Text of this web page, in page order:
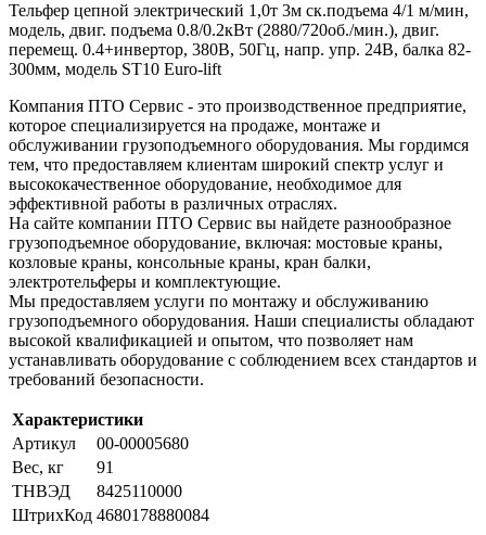
Тельфер цепной электрический 1,0т 3м ск.подъема 4/1 м/мин,
модель, двиг. подъема 0.8/0.2кВт (2880/720об./мин.), двиг.
перемещ. 0.4+инвертор, 380В, 50Гц, напр. упр. 24В, балка 82-
300мм, модель ST10 Euro-lift
Компания ПТО Сервис - это производственное предприятие,
которое специализируется на продаже, монтаже и
обслуживании грузоподъемного оборудования. Мы гордимся
тем, что предоставляем клиентам широкий спектр услуг и
высококачественное оборудование, необходимое для
эффективной работы в различных отраслях.
На сайте компании ПТО Сервис вы найдете разнообразное
грузоподъемное оборудование, включая: мостовые краны,
козловые краны, консольные краны, кран балки,
электротельферы и комплектующие.
Мы предоставляем услуги по монтажу и обслуживанию
грузоподъемного оборудования. Наши специалисты обладают
высокой квалификацией и опытом, что позволяет нам
устанавливать оборудование с соблюдением всех стандартов и
требований безопасности.
Характеристики
Артикул
00-00005680
Вес, кг
91
ТНВЭД
8425110000
ШтрихКод 4680178880084